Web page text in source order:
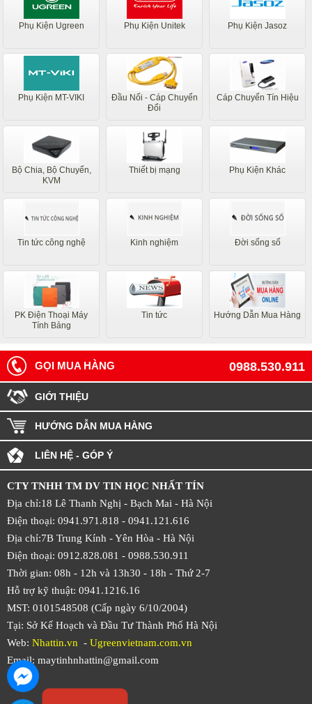
Phụ Kiện Ugreen Phụ Kiện Unitek Phụ Kiện Jasoz
Phụ Kiện MT-VIKI
Đầu Nối - Cáp Chuyển
Đổi
Cáp Chuyển Tín Hiệu
Bộ Chia, Bộ Chuyển,
KVM
Thiết bị mạng Phụ Kiện Khác
Tin tức công nghệ Kinh nghiệm Đời sống số
PK Điện Thoại Máy
Tính Bảng
Tin tức Hướng Dẫn Mua Hàng
0988.530.911
GỌI MUA HÀNG
GIỚI THIỆU
HƯỚNG DẪN MUA HÀNG
LIÊN HỆ - GÓP Ý
CTY TNHH TM DV TIN HỌC NHẤT TÍN
Địa chỉ:18 Lê Thanh Nghị - Bạch Mai - Hà Nội
Điện thoại: 0941.971.818 - 0941.121.616
Địa chỉ:7B Trung Kính - Yên Hòa - Hà Nội
Điện thoại: 0912.828.081 - 0988.530.911
Thời gian: 08h - 12h và 13h30 - 18h - Thứ 2-7
Hỗ trợ kỹ thuật: 0941.1216.16
MST: 0101548508 (Cấp ngày 6/10/2004)
Tại: Sở Kế Hoạch và Đầu Tư Thành Phố Hà Nội
Web: Nhattin.vn - Ugreenvietnam.com.vn
Email: maytinhnhattin@gmail.com